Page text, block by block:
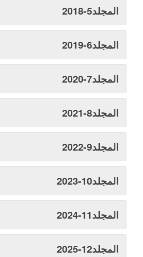
المجلد5-2018
المجلد6-2019
المجلد7-2020
المجلد8-2021
المجلد9-2022
المجلد10-2023
المجلد11-2024
المجلد12-2025